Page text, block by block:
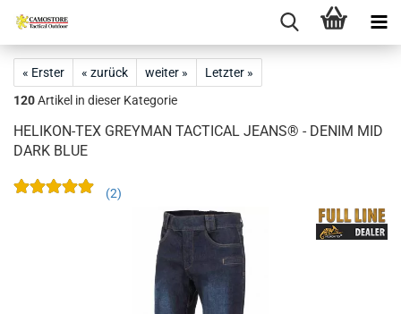
« Erster « zurück weiter »
Letzter »
120Artikel in dieser Kategorie
HELIKON-TEX GREYMAN TACTICAL JEANS® - DENIM MID
DARK BLUE
2